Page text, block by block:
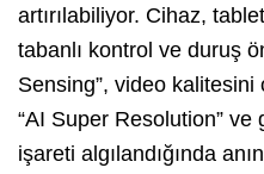
artırılabiliyor. Cihaz,
tabanlı kontrol ve duruş
Sensing”, video
“AI Super Resolution” ve
işareti algılandığında